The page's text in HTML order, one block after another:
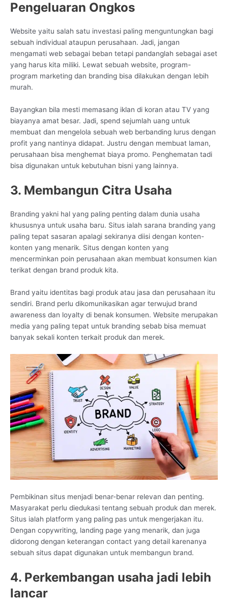
Pengeluaran Ongkos
Website yaitu salah satu investasi paling menguntungkan bagi
sebuah individual ataupun perusahaan. Jadi, jangan
mengamati web sebagai beban tetapi pandanglah sebagai aset
yang harus kita miliki. Lewat sebuah website, program-
program marketing dan branding bisa dilakukan dengan lebih
murah.
Bayangkan bila mesti memasang iklan di koran atau TV yang
biayanya amat besar. Jadi, spend sejumlah uang untuk
membuat dan mengelola sebuah web berbanding lurus dengan
profit yang nantinya didapat. Justru dengan membuat laman,
perusahaan bisa menghemat biaya promo. Penghematan tadi
bisa digunakan untuk kebutuhan bisni yang lainnya.
3. Membangun Citra Usaha
Branding yakni hal yang paling penting dalam dunia usaha
khususnya untuk usaha baru. Situs ialah sarana branding yang
paling tepat sasaran apalagi sekiranya diisi dengan konten-
konten yang menarik. Situs dengan konten yang
mencerminkan poin perusahaan akan membuat konsumen kian
terikat dengan brand produk kita.
Brand yaitu identitas bagi produk atau jasa dan perusahaan itu
sendiri. Brand perlu dikomunikasikan agar terwujud brand
awareness dan loyalty di benak konsumen. Website merupakan
media yang paling tepat untuk branding sebab bisa memuat
banyak sekali konten terkait produk dan merek.
Pembikinan situs menjadi benar-benar relevan dan penting.
Masyarakat perlu diedukasi tentang sebuah produk dan merek.
Situs ialah platform yang paling pas untuk mengerjakan itu.
Dengan copywriting, landing page yang menarik, dan juga
didorong dengan keterangan contact yang detail karenanya
sebuah situs dapat digunakan untuk membangun brand.
4. Perkembangan usaha jadi lebih
lancar